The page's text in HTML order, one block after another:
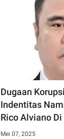
Dugaan
Indentitas
Rico Alviano
Mei 07, 2025